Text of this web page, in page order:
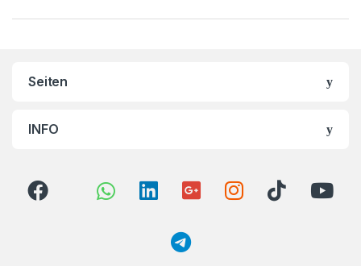
Seiten
INFO